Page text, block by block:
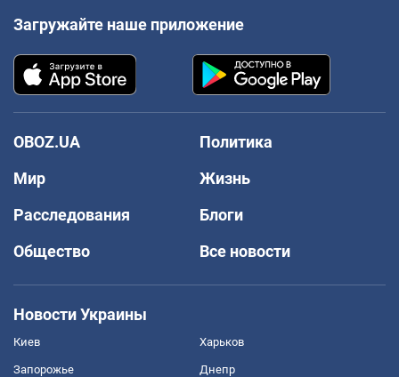
Загружайте наше приложение
OBOZ.UA
Политика
Мир
Жизнь
Расследования
Блоги
Общество
Все новости
Новости Украины
Киев Харьков
Запорожье Днепр